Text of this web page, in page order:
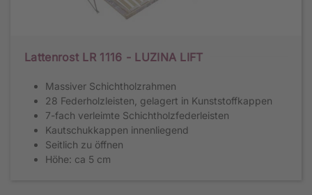
Lattenrost LR 1116 - LUZINA LIFT
Massiver Schichtholzrahmen
28 Federholzleisten, gelagert in Kunststoffkappen
7-fach verleimte Schichtholzfederleisten
Kautschukkappen innenliegend
Seitlich zu öffnen
Höhe: ca 5 cm